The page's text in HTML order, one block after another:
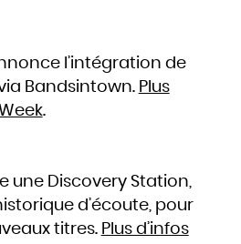
l’intégration de
Bandsintown. Plus
.
une Discovery Station,
d’écoute, pour
titres. Plus d’infos